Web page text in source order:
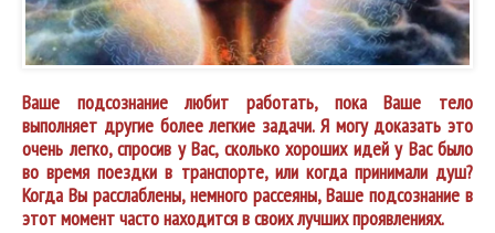
Ваше подсознание любит работать, пока Ваше тело
выполняет другие более легкие задачи. Я могу доказать это
очень легко, спросив у Вас, сколько хороших идей у Вас было
во время поездки в транспорте, или когда принимали душ?
Когда Вы расслаблены, немного рассеяны, Ваше подсознание в
этот момент часто находится в своих лучших проявлениях.